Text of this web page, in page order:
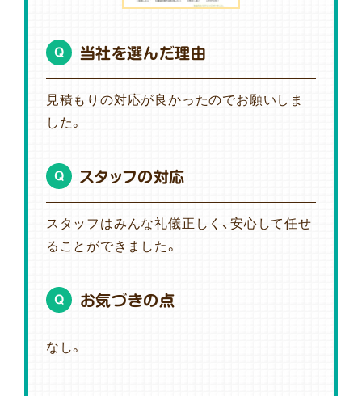
Q 当社を選んだ理由
見積もりの対応が良かったのでお願いしま
した。
Q スタッフの対応
スタッフはみんな礼儀正しく、安心して任せ
ることができました。
Q お気づきの点
なし。